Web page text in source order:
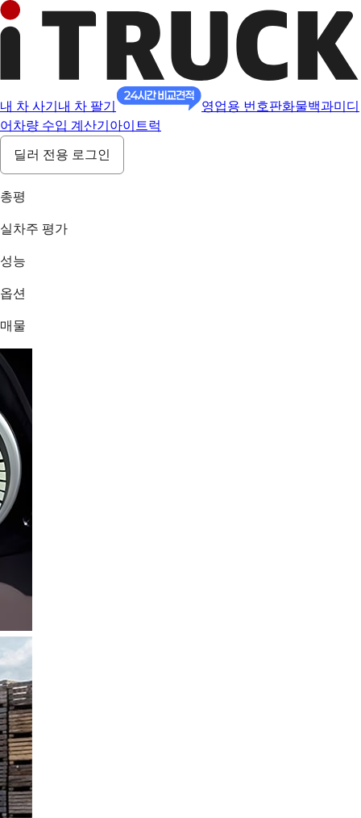
내 차 사기 내 차 팔기 영업용 번호판화물백과미디
어 차량 수입 계산기 아이트럭
딜러 전용 로그인
총평
실차주 평가
성능
옵션
매물